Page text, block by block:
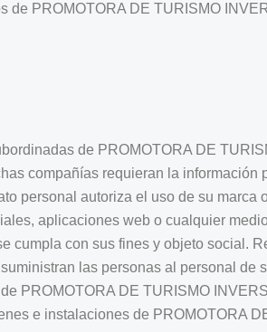
de PROMOTORA DE TURISMO
de PROMOTORA DE
compañías requieran la información
personal autoriza el uso de su marca
aplicaciones web o cualquier
cumpla con sus fines y objeto social.
las personas al personal de
PROMOTORA DE TURISMO
e instalaciones de PROMOTORA